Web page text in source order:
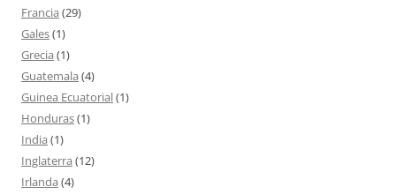
Francia (29)
Gales(1)
Grecia (1)
Guatemala (4)
Guinea Ecuatorial(1)
Honduras(1)
India (1)
Inglaterra (12)
Irlanda (4)